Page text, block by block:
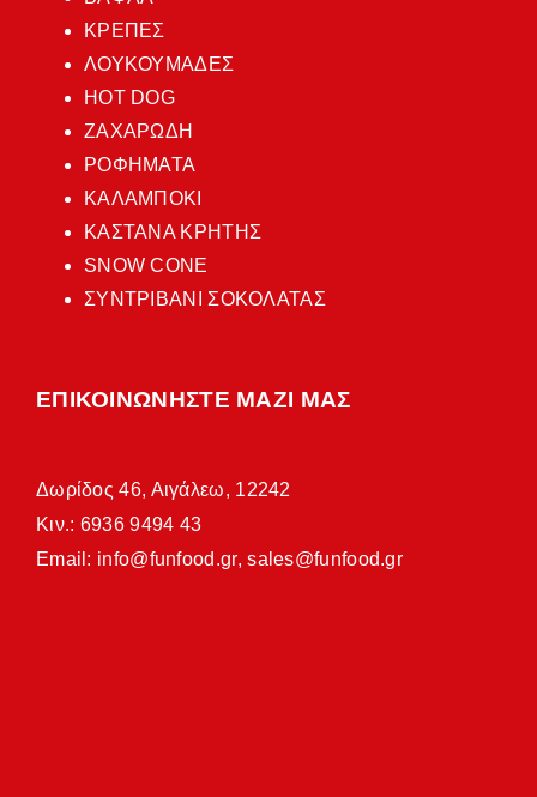
ΚΡΕΠΕΣ
ΛΟΥΚΟΥΜΑΔΕΣ
HOT DOG
ΖΑΧΑΡΩΔΗ
ΡΟΦΗΜΑΤΑ
ΚΑΛΑΜΠΟΚΙ
ΚΑΣΤΑΝΑ ΚΡΗΤΗΣ
SNOW CONE
ΣΥΝΤΡΙΒΑΝΙ ΣΟΚΟΛΑΤΑΣ
ΕΠΙΚΟΙΝΩΝΗΣΤΕ ΜΑΖΙ ΜΑΣ
Δωρίδος 46, Αιγάλεω, 12242
Κιν.: 6936 9494 43
Email: info@funfood.gr,sales@funfood.gr